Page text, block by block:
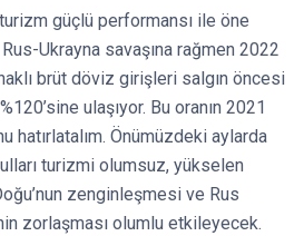
güçlü performansı ile öne
Ukrayna savaşına rağmen 2022
brüt döviz girişleri salgın öncesi
ulaşıyor. Bu oranın 2021
hatırlatalım. Önümüzdeki aylarda
turizmi olumsuz, yükselen
zenginleşmesi ve Rus
zorlaşması olumlu etkileyecek.